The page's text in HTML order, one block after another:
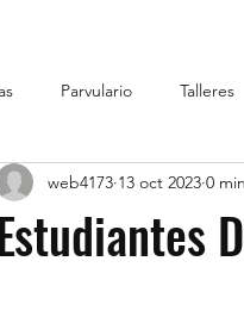
Parvulario Talleres
web4173 13 oct 2023 0